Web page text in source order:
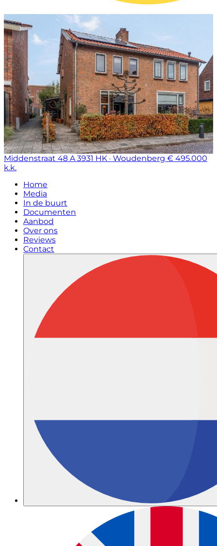
Middenstraat 48 A 3931 HK · Woudenberg € 495.000
k.k.
Home
Media
In de buurt
Documenten
Aanbod
Over ons
Reviews
Contact